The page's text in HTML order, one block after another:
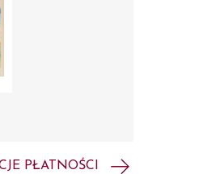
PŁATNOŚCI